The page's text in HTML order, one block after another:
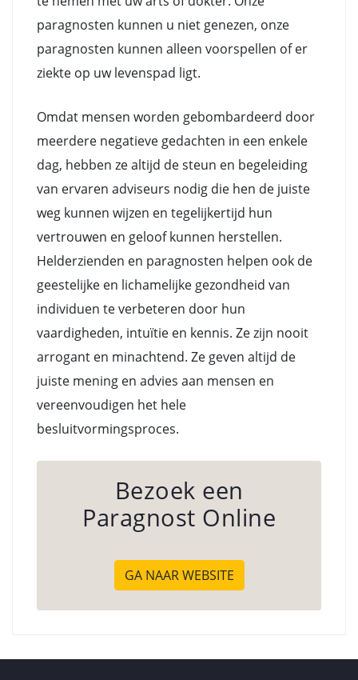
paragnosten kunnen u niet genezen, onze
paragnosten kunnen alleen voorspellen of er
ziekte op uw levenspad ligt.
Omdat mensen worden gebombardeerd door
meerdere negatieve gedachten in een enkele
dag, hebben ze altijd de steun en begeleiding
van ervaren adviseurs nodig die hen de juiste
weg kunnen wijzen en tegelijkertijd hun
vertrouwen en geloof kunnen herstellen.
Helderzienden en paragnosten helpen ook de
geestelijke en lichamelijke gezondheid van
individuen te verbeteren door hun
vaardigheden, intuïtie en kennis. Ze zijn nooit
arrogant en minachtend. Ze geven altijd de
juiste mening en advies aan mensen en
vereenvoudigen het hele
besluitvormingsproces.
Bezoek een
Paragnost Online
GA NAAR WEBSITE